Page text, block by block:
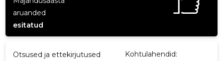
aruanded
esitatud
Otsused ja ettekirjutused Kohtulahendid: